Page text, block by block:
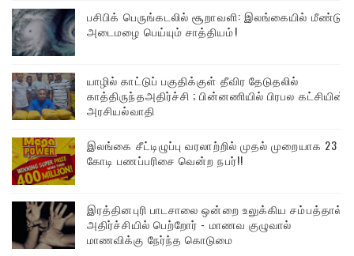
பசிபிக் பெருங்கடலில் சூறாவளி: இலங்கையில் மீண்டும்
அடைமழை பெய்யும் சாத்தியம்!
யாழில் காட்டுப் பகுதிக்குள் தீவிர தேடுதலில்
காத்திருந்தஅதிர்ச்சி ; பின்னணியில் பிரபல கட்சியின்
அரசியல்வாதி
இலங்கை சீட்டிழுப்பு வரலாற்றில் முதல் முறையாக 23
கோடி பணப்பரிசை வென்ற நபர்!!
இரத்தினபுரி பாடசாலை ஒன்றை உலுக்கிய சம்பத்தால்
அதிர்ச்சியில் பெற்றோர் - மாணவ குழுவால்
மாணவிக்கு நேர்ந்த கொடுமை